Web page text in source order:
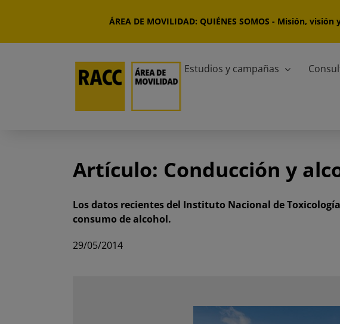
ÁREA DE MOVILIDAD: QUIÉNES SOMOS - Misión, visión
Estudios y campañas
Artículo: Conducción y
Los datos recientes del Instituto Nacional de
consumo de alcohol.
29/05/2014